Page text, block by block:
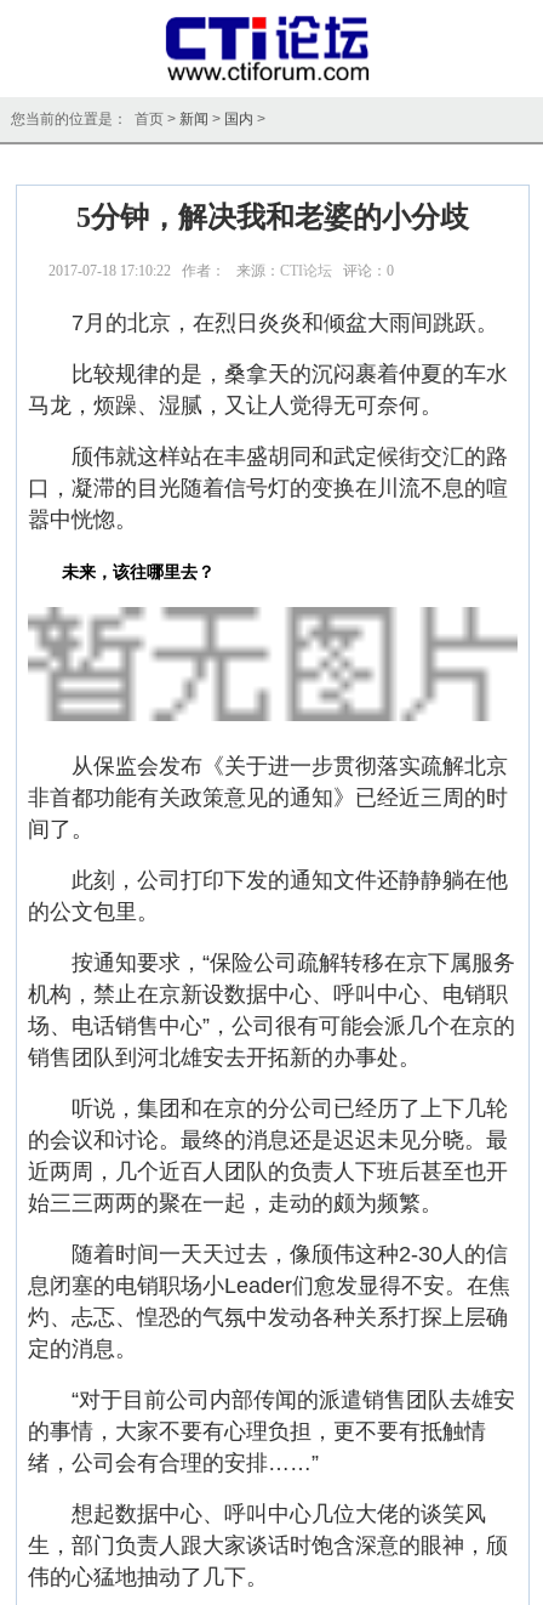
您当前的位置是： 首页 > 新闻 > 国内 >
5分钟，解决我和老婆的小分歧
2017-07-18 17:10:22 作者： 来源：CTI论坛 评论：0
7月的北京，在烈日炎炎和倾盆大雨间跳跃。
比较规律的是，桑拿天的沉闷裹着仲夏的车水
马龙，烦躁、湿腻，又让人觉得无可奈何。
颀伟就这样站在丰盛胡同和武定候街交汇的路
口，凝滞的目光随着信号灯的变换在川流不息的喧
嚣中恍惚。
未来，该往哪里去？
从保监会发布《关于进一步贯彻落实疏解北京
非首都功能有关政策意见的通知》已经近三周的时
间了。
此刻，公司打印下发的通知文件还静静躺在他
的公文包里。
按通知要求，“保险公司疏解转移在京下属服务
机构，禁止在京新设数据中心、呼叫中心、电销职
场、电话销售中心”，公司很有可能会派几个在京的
销售团队到河北雄安去开拓新的办事处。
听说，集团和在京的分公司已经历了上下几轮
的会议和讨论。最终的消息还是迟迟未见分晓。最
近两周，几个近百人团队的负责人下班后甚至也开
始三三两两的聚在一起，走动的颇为频繁。
随着时间一天天过去，像颀伟这种2-30人的信
息闭塞的电销职场小Leader们愈发显得不安。在焦
灼、忐忑、惶恐的气氛中发动各种关系打探上层确
定的消息。
“对于目前公司内部传闻的派遣销售团队去雄安
的事情，大家不要有心理负担，更不要有抵触情
绪，公司会有合理的安排……”
想起数据中心、呼叫中心几位大佬的谈笑风
生，部门负责人跟大家谈话时饱含深意的眼神，颀
伟的心猛地抽动了几下。